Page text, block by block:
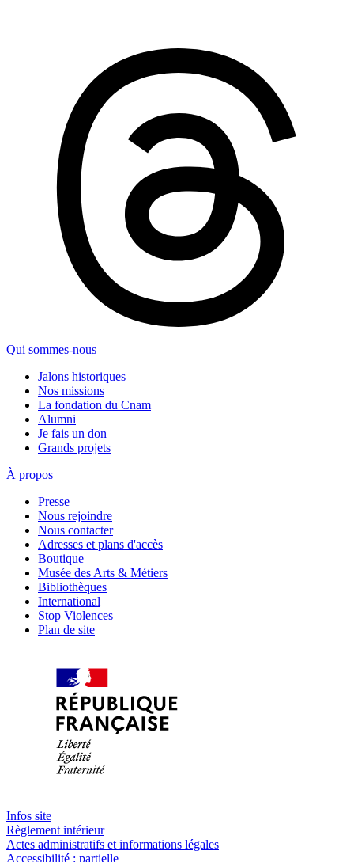
Qui sommes-nous
Jalons historiques
Nos missions
La fondation du Cnam
Alumni
Je fais un don
Grands projets
À propos
Presse
Nous rejoindre
Nous contacter
Adresses et plans d'accès
Boutique
Musée des Arts & Métiers
Bibliothèques
International
Stop Violences
Plan de site
Infos site
Règlement intérieur
Actes administratifs et informations légales
Accessibilité : partielle